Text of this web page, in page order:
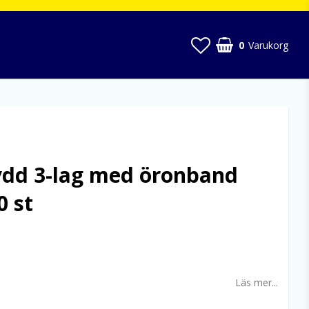
0 Varukorg
3-lag med öronband
st
Läs mer...